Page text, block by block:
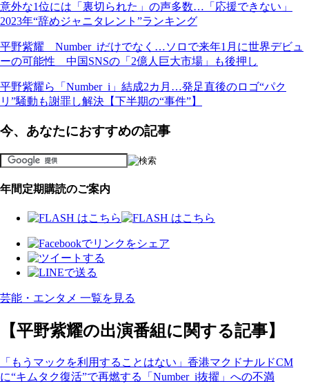
意外な1位には「裏切られた」の声多数…「応援できない」
2023年“辞めジャニタレント”ランキング
平野紫耀 Number_iだけでなく…ソロで来年1月に世界デビュ
ーの可能性 中国SNSの「2億人巨大市場」も後押し
平野紫耀ら「Number_i」結成2カ月…発足直後のロゴ“パク
リ”騒動も謝罪し解決【下半期の“事件”】
今、あなたにおすすめの記事
年間定期購読のご案内
芸能・エンタメ 一覧を見る
【平野紫耀の出演番組に関する記事】
「もうマックを利用することはない」香港マクドナルドCM
に“キムタク復活”で再燃する「Number_i抜擢」への不満